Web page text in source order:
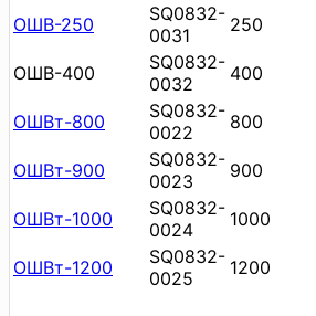
ОШВ-250
SQ0832-
0031
250
ОШВ-400
SQ0832-
0032
400
ОШВт-800
SQ0832-
0022
800
ОШВт-900
SQ0832-
0023
900
ОШВт-1000
SQ0832-
0024
1000
ОШВт-1200
SQ0832-
0025
1200